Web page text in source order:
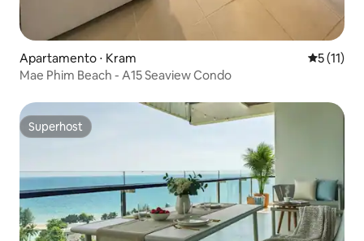
Apartamento ⋅ Kram 5 de uma
5 (11)
Mae Phim Beach - A15 Seaview Condo
Superhost
Superhost